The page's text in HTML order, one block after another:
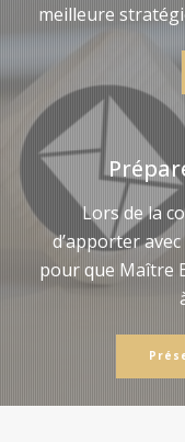
meilleure
Lors de la
d’apporter
pour que Maître